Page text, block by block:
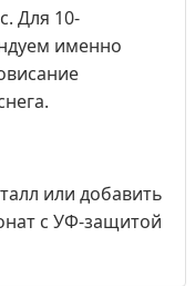
Для 10-
именно
или добавить
с УФ-защитой